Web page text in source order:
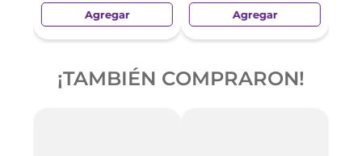
Agregar Agregar
¡TAMBIÉN COMPRARON!